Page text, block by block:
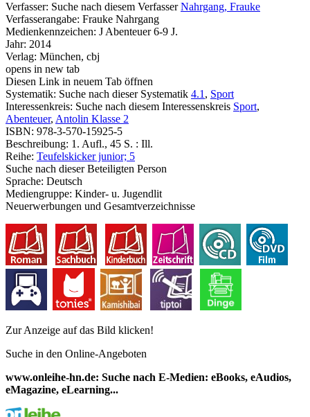
Verfasser: Suche nach diesem Verfasser Nahrgang, Frauke
Verfasserangabe: Frauke Nahrgang
Medienkennzeichen: J Abenteuer 6-9 J.
Jahr: 2014
Verlag: München, cbj
opens in new tab
Diesen Link in neuem Tab öffnen
Systematik: Suche nach dieser Systematik 4.1 , Sport
Interessenkreis: Suche nach diesem Interessenskreis Sport,
Abenteuer, Antolin Klasse 2
ISBN: 978-3-570-15925-5
Beschreibung: 1. Aufl., 45 S. : Ill.
Reihe: Teufelskicker junior; 5
Suche nach dieser Beteiligten Person
Sprache: Deutsch
Mediengruppe: Kinder- u. Jugendlit
Neuerwerbungen und Gesamtverzeichnisse
Zur Anzeige auf das Bild klicken!
Suche in den Online-Angeboten
www.onleihe-hn.de: Suche nach E-Medien: eBooks, eAudios,
eMagazine, eLearning...